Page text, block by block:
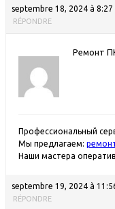
septembre 18, 2024 à 8:27
RÉPONDRE
Ремонт
Профессиональный
Мы предлагаем:
Наши мастера
septembre 19, 2024 à
RÉPONDRE